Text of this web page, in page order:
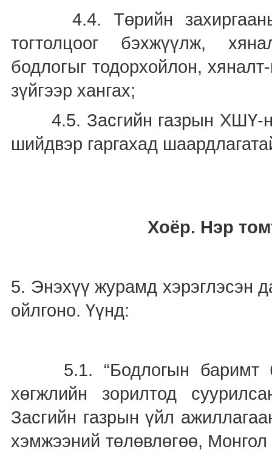
4.4. Төрийн захиргааны
тогтолцоог бэхжүүлж,
бодлогыг тодорхойлон,
зүйгээр хангах;
4.5. Засгийн газрын ХШҮ-
шийдвэр гаргахад
Хоёр. Нэр
5. Энэхүү журамд хэрэглэсэн
ойлгоно. Үүнд:
5.1. “Бодлогын баримт
хөгжлийн зорилтод
Засгийн газрын үйл
хэмжээний төлөвлөгөө,